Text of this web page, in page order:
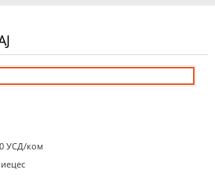
УСД/ком